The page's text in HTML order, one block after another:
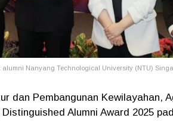
Nanyang Technological University (NTU)
dan Pembangunan Kewilayahan,
Alumni Award 2025